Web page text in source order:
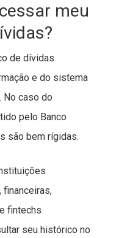
meu
de dívidas
e do sistema
No caso do
pelo Banco
são bem rígidas.
financeiras,
fintechs
seu histórico no